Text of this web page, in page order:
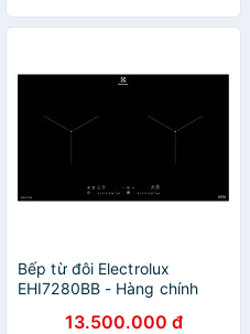
Bếp từ đôi Electrolux
EHI7280BB - Hàng chính
13.500.000 đ